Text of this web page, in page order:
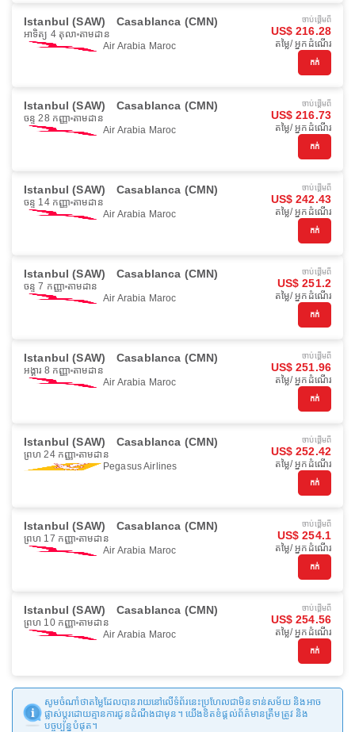
Istanbul (SAW) Casablanca (CMN)
អាទិត្យ 4 តុលា តាមដាន
Air Arabia Maroc
ចាប់ផ្ដើមពី
US$ 216.28
តម្លៃ/ អ្នកដំណើរ
កក់
Istanbul (SAW) Casablanca (CMN)
ចន្ទ 28 កញ្ញា តាមដាន
Air Arabia Maroc
ចាប់ផ្ដើមពី
US$ 216.73
តម្លៃ/ អ្នកដំណើរ
កក់
Istanbul (SAW) Casablanca (CMN)
ចន្ទ 14 កញ្ញា តាមដាន
Air Arabia Maroc
ចាប់ផ្ដើមពី
US$ 242.43
តម្លៃ/ អ្នកដំណើរ
កក់
Istanbul (SAW) Casablanca (CMN)
ចន្ទ 7 កញ្ញា តាមដាន
Air Arabia Maroc
ចាប់ផ្ដើមពី
US$ 251.2
តម្លៃ/ អ្នកដំណើរ
កក់
Istanbul (SAW) Casablanca (CMN)
អង្គារ 8 កញ្ញា តាមដាន
Air Arabia Maroc
ចាប់ផ្ដើមពី
US$ 251.96
តម្លៃ/ អ្នកដំណើរ
កក់
Istanbul (SAW) Casablanca (CMN)
ព្រហ 24 កញ្ញា តាមដាន
Pegasus Airlines
ចាប់ផ្ដើមពី
US$ 252.42
តម្លៃ/ អ្នកដំណើរ
កក់
Istanbul (SAW) Casablanca (CMN)
ព្រហ 17 កញ្ញា តាមដាន
Air Arabia Maroc
ចាប់ផ្ដើមពី
US$ 254.1
តម្លៃ/ អ្នកដំណើរ
កក់
Istanbul (SAW) Casablanca (CMN)
ព្រហ 10 កញ្ញា តាមដាន
Air Arabia Maroc
ចាប់ផ្ដើមពី
US$ 254.56
តម្លៃ/ អ្នកដំណើរ
កក់
សូមចំណាំថាតម្លៃដែលបានរាយនៅលើទំព័រនេះប្រហែលជាមិនទាន់សម័យ និងអាច
ផ្លាស់ប្តូរដោយគ្មានការជូនដំណឹងជាមុន។ យើងខិតខំផ្តល់ព័ត៌មានត្រឹមត្រូវ និង
បច្ចុប្បន្នបំផុត។